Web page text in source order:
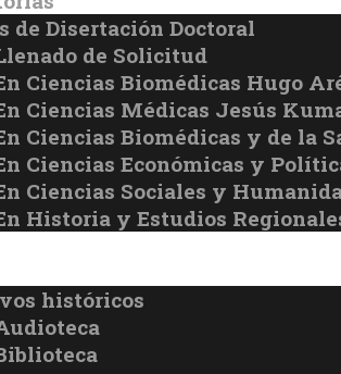
de Disertación Doctoral
de Solicitud
Ciencias Biomédicas Hugo
Ciencias Médicas Jesús
Ciencias Biomédicas y de la
Ciencias Económicas y
Ciencias Sociales y
Historia y Estudios
históricos